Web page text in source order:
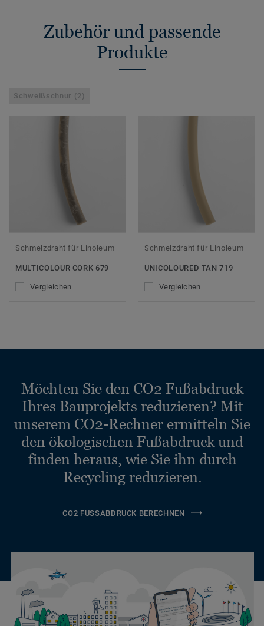
Zubehör und passende
Produkte
Schweißschnur (2)
Schmelzdraht für Linoleum
MULTICOLOUR CORK 679
Vergleichen
Schmelzdraht für Linoleum
UNICOLOURED TAN 719
Vergleichen
Möchten Sie den CO2 Fußabdruck
Ihres Bauprojekts reduzieren? Mit
unserem CO2-Rechner ermitteln Sie
den ökologischen Fußabdruck und
finden heraus, wie Sie ihn durch
Recycling reduzieren.
CO2 FUSSABDRUCK BERECHNEN